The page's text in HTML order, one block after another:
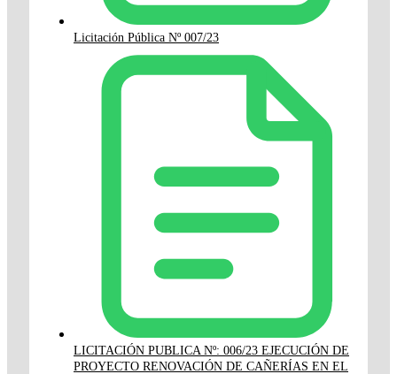
Licitación Pública Nº 007/23
LICITACIÓN PUBLICA Nº: 006/23 EJECUCIÓN DE
PROYECTO RENOVACIÓN DE CAÑERÍAS EN EL